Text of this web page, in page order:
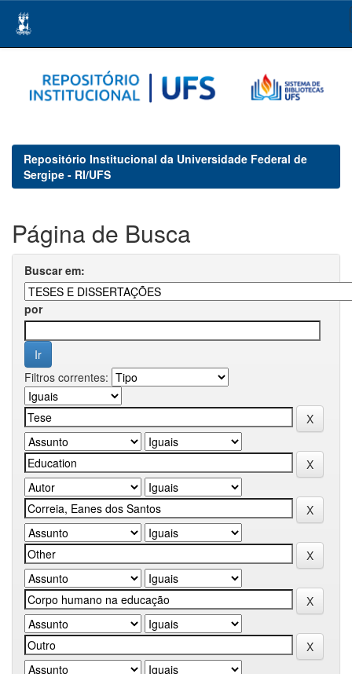
navigation
Repositório Institucional da Universidade Federal de
Sergipe - RI/UFS
Página de Busca
Buscar em:
por
Filtros correntes: